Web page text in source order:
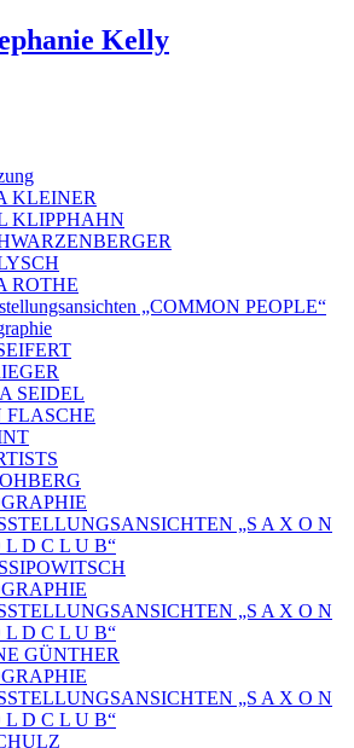
Kelly
KLEINER
KLIPPHAHN
ROTHE
„COMMON PEOPLE“
SEIDEL
FLASCHE
„S A X O N
L D C L U B“
„S A X O N
L D C L U B“
GÜNTHER
„S A X O N
L D C L U B“